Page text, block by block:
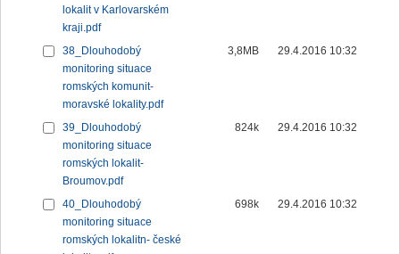
lokalit v Karlovarském
kraji.pdf
38_Dlouhodobý
monitoring situace
romských komunit-
moravské lokality.pdf
3,8MB 29.4.2016 10:32
39_Dlouhodobý
monitoring situace
romských lokalit-
Broumov.pdf
824k 29.4.2016 10:32
40_Dlouhodobý
monitoring situace
romských lokalitn- české
698k 29.4.2016 10:32